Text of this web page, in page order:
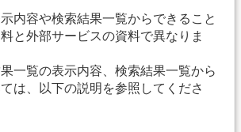
内容や検索結果一覧からできること
と外部サービスの資料で異なりま
一覧の表示内容、検索結果一覧から
は、以下の説明を参照してくださ